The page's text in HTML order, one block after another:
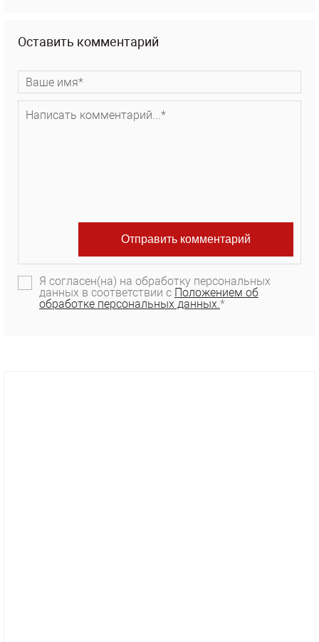
Оставить комментарий
Я согласен(на) на обработку персональных
данных в соответствии с Положением об
обработке персональных данных.*